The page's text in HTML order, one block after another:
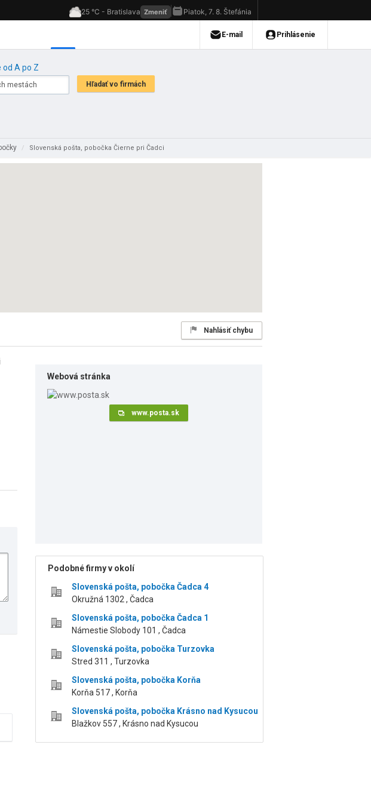
od A po Z
/ Slovenská pošta, pobočka Čierne pri Čadci
Nahlásiť chybu
Webová stránka
www.posta.sk
Podobné firmy v okolí
Slovenská pošta, pobočka Čadca 4
Okružná 1302 , Čadca
Slovenská pošta, pobočka Čadca 1
Námestie Slobody 101 , Čadca
Slovenská pošta, pobočka Turzovka
Stred 311 , Turzovka
Slovenská pošta, pobočka Korňa
Korňa 517 , Korňa
Slovenská pošta, pobočka Krásno nad Kysucou
Blažkov 557 , Krásno nad Kysucou